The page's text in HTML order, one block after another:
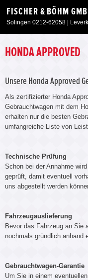
FISCHER & BÖHM
Solingen 0212-62058 |
Neuwagen
Gebrauchtwagen
Sonderangebote
Unser Autohaus
HONDA APPROVED
Unsere Honda Approved
Als zertifizierter Honda
Gebrauchtwagen mit dem
erhalten nur die besten
umfangreiche Liste von
Technische Prüfung
Schon bei der Annahme
geprüft, damit eventuell
uns abgestellt werden
Fahrzeugauslieferung
Bevor das Fahrzeug an Sie
nochmals gründlich anhand
Gebrauchtwagen-Garantie
Um Sie in einem